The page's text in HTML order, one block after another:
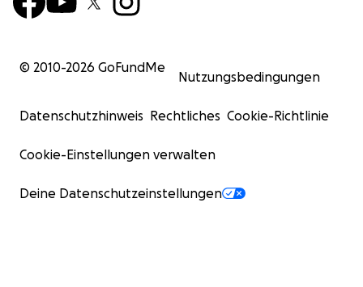
© 2010-2026 GoFundMe
Nutzungsbedingungen
Datenschutzhinweis Rechtliches Cookie-Richtlinie
Cookie-Einstellungen verwalten
Deine Datenschutzeinstellungen